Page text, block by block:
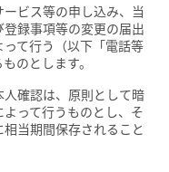
ビス等の申し込み、当
録事項等の変更の届出
て行う（以下「電話等
のとします。
確認は、原則として暗
って行うものとし、そ
当期間保存されること